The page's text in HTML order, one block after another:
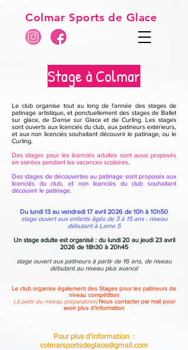
Colmar Sports de Glace
Stage à Colmar
Le club organise tout au long de l'année des stages de
patinage artistique, et ponctuellement des stages de Ballet
sur glace, de Danse sur Glace et de Curling. Les stages
sont ouverts aux licenciés du club, aux patineurs extérieurs,
et aux non licenciés souhaitant découvrir le patinage, ou le
Curling.
Des stages pour les licenciés adultes sont aussi proposés
en soirées pendant les vacances scolaires
Des stages de découvertes au patinage sont proposés aux
licenciés du club, et non licenciés du club souhaitant
découvrir le patinage.
Du lundi 13 au vendredi 17 avril 2026 de 10h à 10h50
stage ouvert aux enfants âgés de 3 à 15 ans- niveau
débutant à Lame 5
Un stage adulte est organisé : du lundi 20 au jeudi 23 avril
2026 de 18h30 à 20h45
stage ouvert aux patineurs à partir de 16 ans, de niveau
débutant au niveau plus avancé
Le club organise également des Stages pour les patineurs de
niveau compétition
( à partir du niveau préparatoire)Nous contacter par mail pour
avoir plus d'information
Pour plus d'information :
colmarsportsdeglace@gmail.com